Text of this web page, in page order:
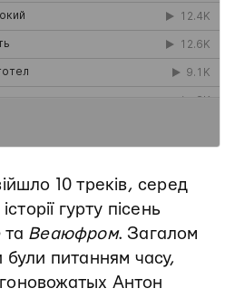
10 треків, серед
гурту пісень
та Веаюфром. Загалом
були питанням часу,
Антон